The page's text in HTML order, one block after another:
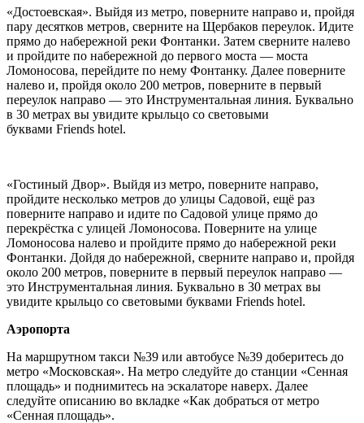
«Достоевская». Выйдя из метро, поверните направо и, пройдя
пару десятков метров, сверните на Щербаков переулок. Идите
прямо до набережной реки Фонтанки. Затем сверните налево
и пройдите по набережной до первого моста — моста
Ломоносова, перейдите по нему Фонтанку. Далее поверните
налево и, пройдя около 200 метров, поверните в первый
переулок направо — это Инструментальная линия. Буквально
в 30 метрах вы увидите крыльцо со световыми
буквами Friends hotel.
«Гостиный Двор». Выйдя из метро, поверните направо,
пройдите несколько метров до улицы Садовой, ещё раз
поверните направо и идите по Садовой улице прямо до
перекрёстка с улицей Ломоносова. Поверните на улице
Ломоносова налево и пройдите прямо до набережной реки
Фонтанки. Дойдя до набережной, сверните направо и, пройдя
около 200 метров, поверните в первый переулок направо —
это Инструментальная линия. Буквально в 30 метрах вы
увидите крыльцо со световыми буквами Friends hotel.
Аэропорта
На маршрутном такси №39 или автобусе №39 доберитесь до
метро «Московская». На метро следуйте до станции «Сенная
площадь» и поднимитесь на эскалаторе наверх. Далее
следуйте описанию во вкладке «Как добраться от метро
«Сенная площадь».